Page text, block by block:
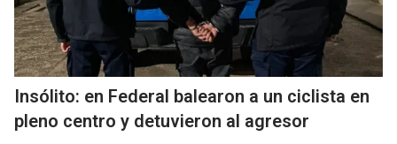
Insólito: en Federal balearon a un ciclista en
pleno centro y detuvieron al agresor